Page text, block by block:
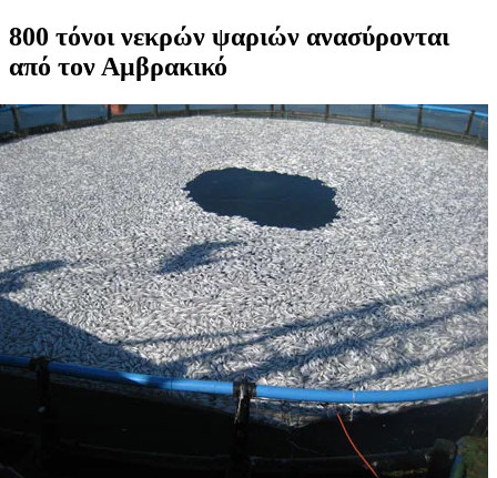
800 τόνοι νεκρών ψαριών ανασύρονται
από τον Αμβρακικό